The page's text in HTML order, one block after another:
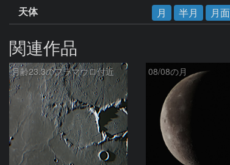
天体
月 半月 月
関連作品
月齢23.3のフラマウロ付近 08/08の月